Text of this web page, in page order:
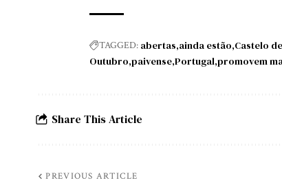
TAGGED: abertas ainda estão Castelo
Outubro paivense Portugal promovem
Share This Article
PREVIOUS ARTICLE